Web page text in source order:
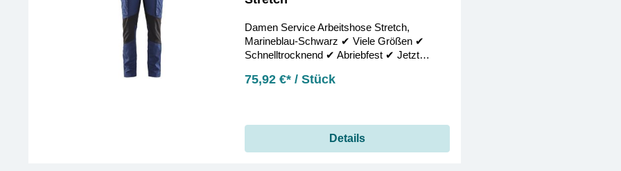
Damen Service Arbeitshose Stretch,
Marineblau-Schwarz ✔︎ Viele Größen ✔︎
Schnelltrocknend ✔︎ Abriebfest ✔︎ Jetzt
75,92 €* / Stück
Details